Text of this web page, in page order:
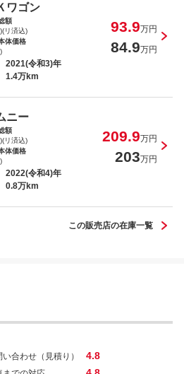
イース Ｌ ＳＡＩＩＩ
ワゴン
額
リ済込)
93.9万円
体価格
84.9万円
2021(令和3)年
1.4万km
ニー
額
リ済込)
209.9万円
体価格
203万円
2022(令和4)年
0.8万km
この販売店の在庫一覧
い合わせ（見積り） 4.8